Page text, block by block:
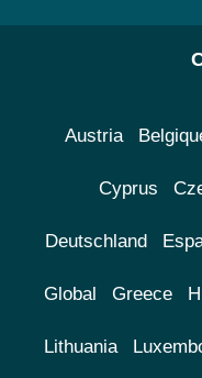
Austria
Cyprus
Deutschland
Global Greece
Lithuania